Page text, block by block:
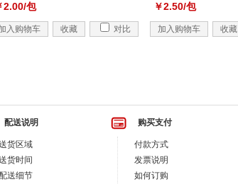
2.00/包
入购物车 收藏 对比
￥2.50/包
加入购物车 收藏
配送说明
货区域
货时间
送细节
购买支付
付款方式
发票说明
如何订购